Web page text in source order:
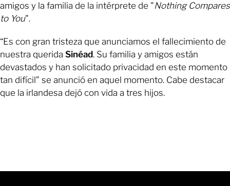
amigos y la familia de la intérprete de "Nothing Compares
to You".
“Es con gran tristeza que anunciamos el fallecimiento de
nuestra querida Sinéad. Su familia y amigos están
devastados y han solicitado privacidad en este momento
tan difícil” se anunció en aquel momento. Cabe destacar
que la irlandesa dejó con vida a tres hijos.